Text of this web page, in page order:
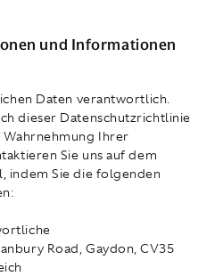
und Informationen
Daten verantwortlich.
dieser Datenschutzrichtlinie
Wahrnehmung Ihrer
Sie uns auf dem
indem Sie die folgenden
Road, Gaydon, CV35